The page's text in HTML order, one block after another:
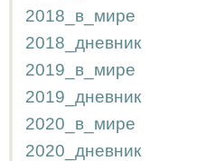
2018_в_мире
2018_дневник
2019_в_мире
2019_дневник
2020_в_мире
2020_дневник